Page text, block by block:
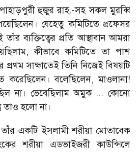
হুজুর রাহ.-সহ সকল মুরব্বি
যেহেতু কমিটিতে প্রফেসর
তাঁর ব্যক্তিত্বের প্রতি আস্থাবান আমরা
,কীভাবে কমিটিতে তা পাশ
প্রথম সাক্ষাতেই তিনি নিজেই বিষয়টি
করেছিলেন। বলেছিলেন,মাওলানা!
না। ভেবেছিলাম অমুক ... কোনো
তাও হলো না।
একটি ইসলামী শরীয়া মোতাবেক
শরীয়া এডভাইজরী কাউন্সিলে